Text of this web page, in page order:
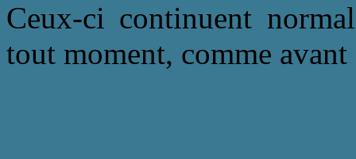
Ceux-ci continuent
tout moment, comme avant